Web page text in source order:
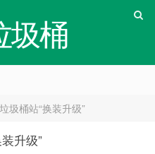
圾桶
圾桶站“换装升级”
升级”